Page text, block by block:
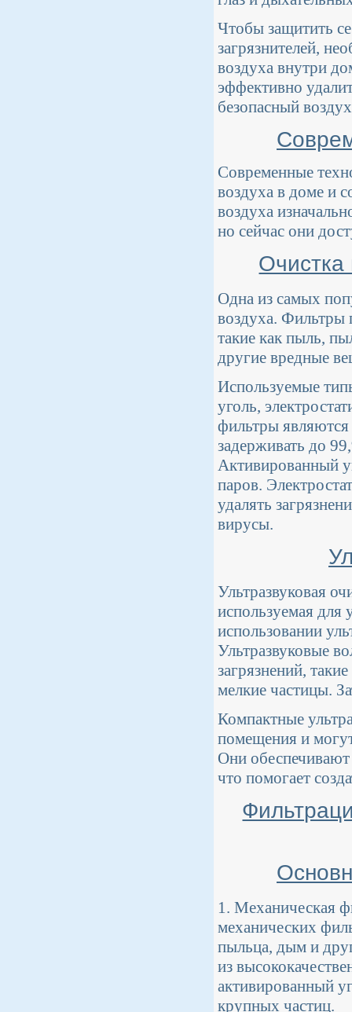
Чтобы защитить
загрязнителей,
воздуха внутри
эффективно
безопасный
Современные
воздуха в доме и
воздуха
но сейчас они
Очистка
Одна из самых
воздуха. Фильтры
такие как пыль,
другие вредные
Используемые
уголь,
фильтры
задерживать до
Активированный
паров.
удалять
вирусы.
Ультразвуковая
используемая для
использовании
Ультразвуковые
загрязнений,
мелкие частицы.
Компактные
помещения и
Они обеспечивают
что помогает
1. Механическая
механических
пыльца, дым и
из
активированный
крупных частиц.